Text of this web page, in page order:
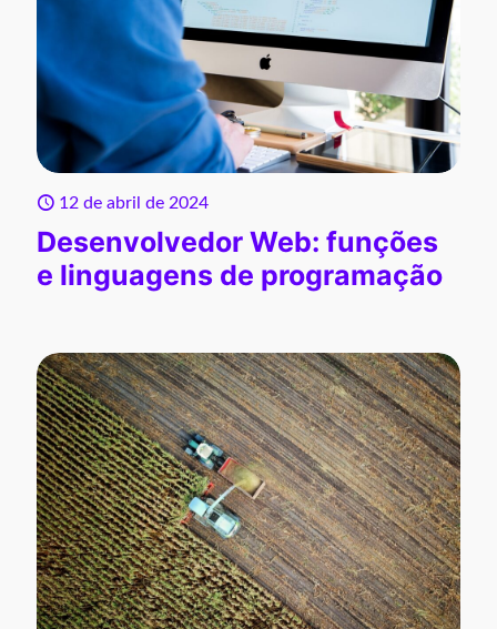
12 de abril de 2024
Desenvolvedor Web: funções
e linguagens de programação